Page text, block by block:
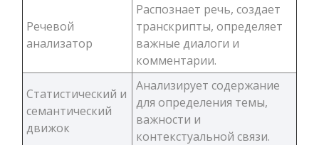
Речевой
анализатор
Распознает речь, создает
транскрипты, определяет
важные диалоги и
комментарии.
Статистический и
семантический
движок
Анализирует содержание
для определения темы,
важности и
контекстуальной связи.